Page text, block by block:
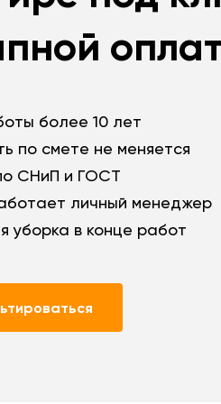
более 10 лет
по смете не меняется
СНиП и ГОСТ
личный менеджер
уборка в конце работ